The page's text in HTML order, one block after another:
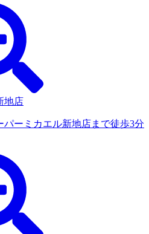
パーミカエル新地店まで徒歩3分